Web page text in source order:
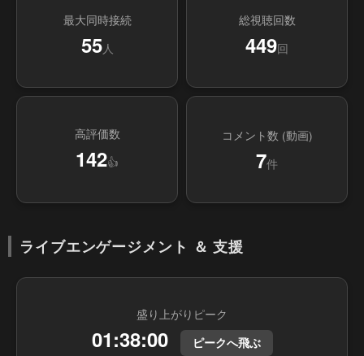
最大同時接続
55人
総視聴回数
449回
高評価数
142👍
コメント数 (動画)
7件
ライブエンゲージメント ＆ 支援
盛り上がりピーク
01:38:00 ピークへ飛ぶ